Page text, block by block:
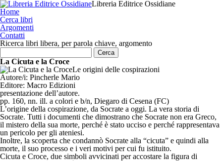
Libreria Editrice Ossidiane
Home
Cerca libri
Argomenti
Contatti
Ricerca libri libera, per parola chiave, argomento
La Cicuta e la Croce
Le origini delle cospirazioni
Autore/i: Pincherle Mario
Editore: Macro Edizioni
presentazione dell’autore.
pp. 160, nn. ill. a colori e b/n, Diegaro di Cesena (FC)
L’origine della cospirazione, da Socrate a oggi. La vera storia di
Socrate. Tutti i documenti che dimostrano che Socrate non era Greco,
il mistero della sua morte, perché è stato ucciso e perché rappresentava
un pericolo per gli ateniesi.
Inoltre, la scoperta che condannò Socrate alla “cicuta” e quindi alla
morte, il suo processo e i veri motivi per cui fu istituito.
Cicuta e Croce, due simboli avvicinati per accostare la figura di